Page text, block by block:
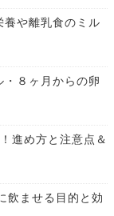
養や離乳食のミル
・８ヶ月からの卵
進め方と注意点＆
飲ませる目的と効